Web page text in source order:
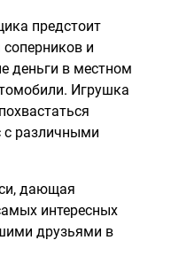
предстоит
и
деньги в местном
Игрушка
с различными
дающая
интересных
друзьями в